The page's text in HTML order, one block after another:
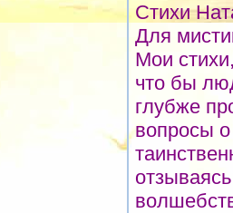
Стихи
Для
Мои
что бы
глубже
вопросы